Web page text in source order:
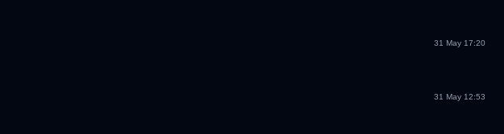
31 May 17:20
31 May 12:53